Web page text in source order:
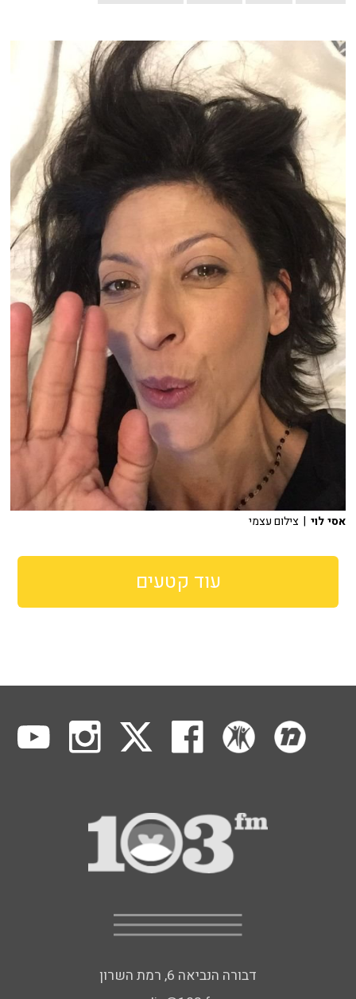
אסי לוי | צילום עצמי
עוד קטעים
דבורה הנביאה 6, רמת השרון